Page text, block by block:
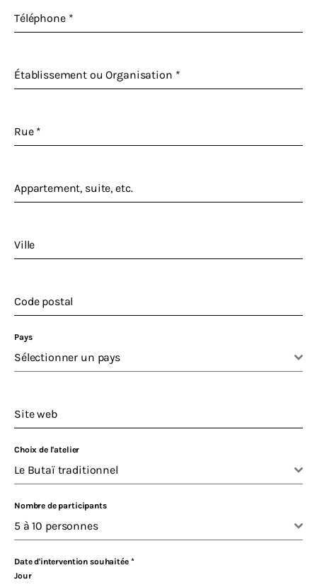
Téléphone *
Établissement ou Organisation *
Rue *
Appartement, suite, etc.
Ville
Code postal
Pays
Sélectionner un pays
Site web
Choix de l'atelier
Le Butaï traditionnel
Nombre de participants
5 à 10 personnes
Date d'intervention souhaitée *
Jour